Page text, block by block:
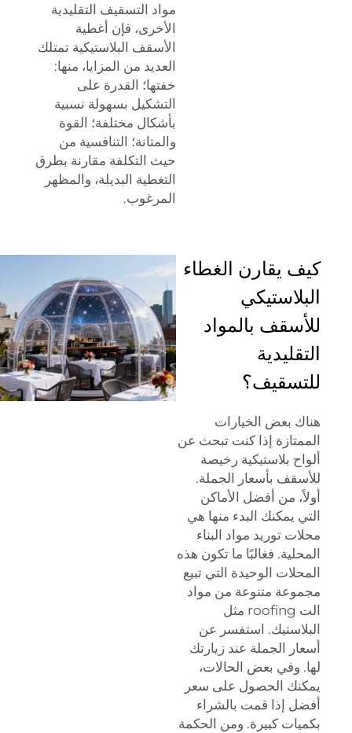
مواد التسقيف التقليدية
الأخرى، فإن أغطية
الأسقف البلاستيكية تمتلك
العديد من المزايا، منها:
خفتها؛ القدرة على
التشكيل بسهولة نسبية
بأشكال مختلفة؛ القوة
والمتانة؛ التنافسية من
حيث التكلفة مقارنة بطرق
التغطية البديلة، والمظهر
المرغوب.
كيف يقارن الغطاء
البلاستيكي
للأسقف بالمواد
التقليدية
للتسقيف؟
هناك بعض الخيارات
الممتازة إذا كنت تبحث عن
ألواح بلاستيكية رخيصة
للأسقف بأسعار الجملة.
أولاً، من أفضل الأماكن
التي يمكنك البدء منها هي
محلات توريد مواد البناء
المحلية. فغالبًا ما تكون هذه
المحلات الوحيدة التي تبيع
مجموعة متنوعة من مواد
الت roofing مثل
البلاستيك. استفسر عن
أسعار الجملة عند زيارتك
لها. وفي بعض الحالات،
يمكنك الحصول على سعر
أفضل إذا قمت بالشراء
بكميات كبيرة. ومن الحكمة